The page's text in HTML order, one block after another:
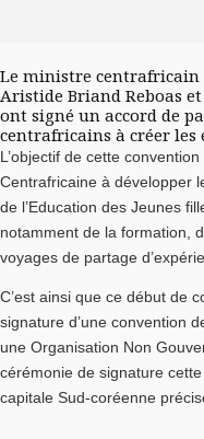
Le ministre centrafricain
Aristide Briand Reboas et
ont signé un accord de
centrafricains à créer les
L’objectif de cette
Centrafricaine à développer
de l’Education des Jeunes
notamment de la formation,
voyages de partage
C’est ainsi que ce début de
signature d’une convention
une Organisation Non
cérémonie de signature
capitale Sud-coréenne